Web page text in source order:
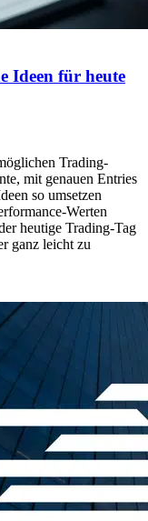
Ideen für heute
Trading-
mit genauen Entries
so umsetzen
Werten
heutige Trading-Tag
ganz leicht zu